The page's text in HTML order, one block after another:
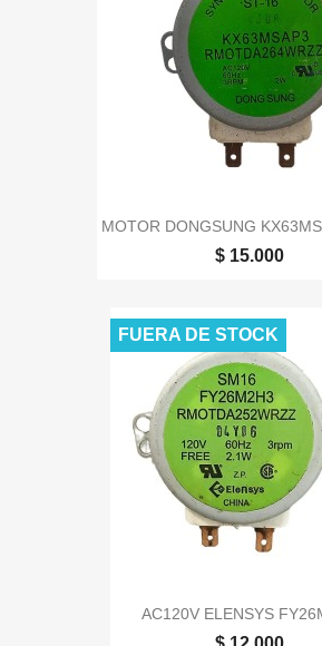
MOTOR DONGSUNG
$ 15.000
AC120V ELENSYS
FUERA DE STOCK